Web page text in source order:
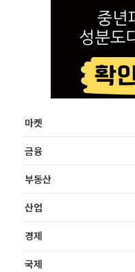
마켓
금융
부동산
산업
경제
국제